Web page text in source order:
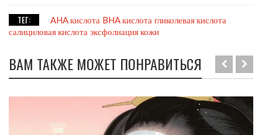
ТЕГ: AHA кислота BHA кислота гликолевая кислота
салициловая кислота эксфолиация кожи
ВАМ ТАКЖЕ МОЖЕТ ПОНРАВИТЬСЯ